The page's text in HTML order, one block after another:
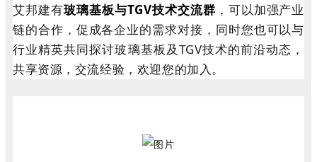
艾邦建有玻璃基板与TGV技术交流群 ，可以加强产业
链的合作，促成各企业的需求对接，同时您也可以与
行业精英共同探讨玻璃基板及TGV技术的前沿动态，
共享资源，交流经验，欢迎您的加入。